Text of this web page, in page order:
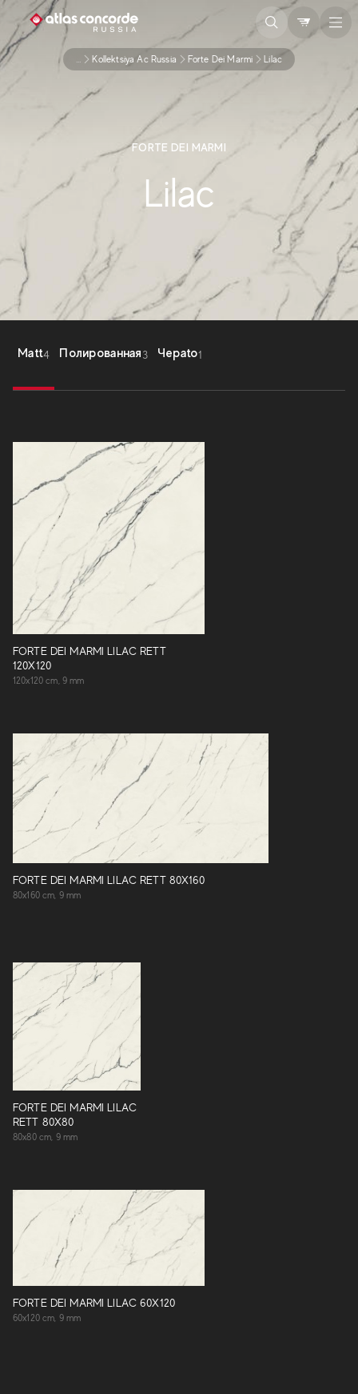
... Kollektsiya Ac Russia Forte Dei Marmi Lilac
FORTE DEI MARMI
Lilac
Matt4 Полированная3 Чepato1
FORTE DEI MARMI LILAC RETT
120X120
120x120 cm, 9 mm
FORTE DEI MARMI LILAC RETT 80X160
80x160 cm, 9 mm
FORTE DEI MARMI LILAC
RETT 80X80
80x80 cm, 9 mm
FORTE DEI MARMI LILAC 60X120
60x120 cm, 9 mm